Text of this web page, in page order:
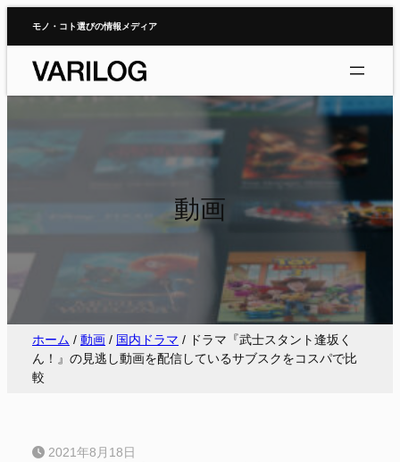
モノ・コト選びの情報メディア
動画
ホーム / 動画 / 国内ドラマ / ドラマ『武士スタント逢坂く
ん！』の見逃し動画を配信しているサブスクをコスパで比
較
2021年8月18日